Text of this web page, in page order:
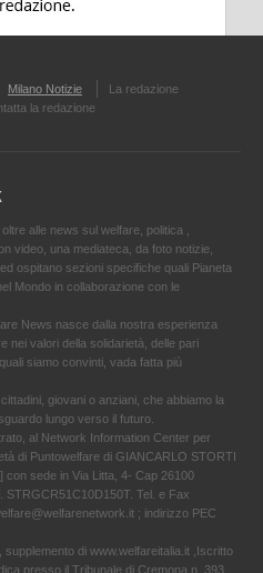
Milano Notizie
La redazione
la redazione
alle news sul welfare, politica ,
video, una mediateca, da foto notizie,
ospitano sezioni specifiche quali Pianeta
Mondo in collaborazione con le
News nasce dalla nostra esperienza
nei valori della solidarietà, delle pari
siamo convinti, vada fatta più
giovani o anziani, che abbiamo la
lungo verso il futuro.
al Network Information Center per
di Puntowelfare di GIANCARLO STORTI
con sede in Via Litta, 4- Cap 26100
STRGCR51C10D150T. Tel. e Fax
; indirizzo PEC
supplemento di www.welfareitalia.it ,Iscritto
presso il Tribunale di Cremona n. 393